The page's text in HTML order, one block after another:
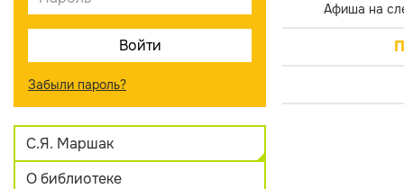
Забыли пароль?
С.Я. Маршак
О библиотеке
Афиша на